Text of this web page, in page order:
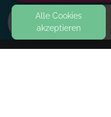
Alle Cookies
akzeptieren